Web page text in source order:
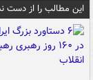
این مطالب را از دست